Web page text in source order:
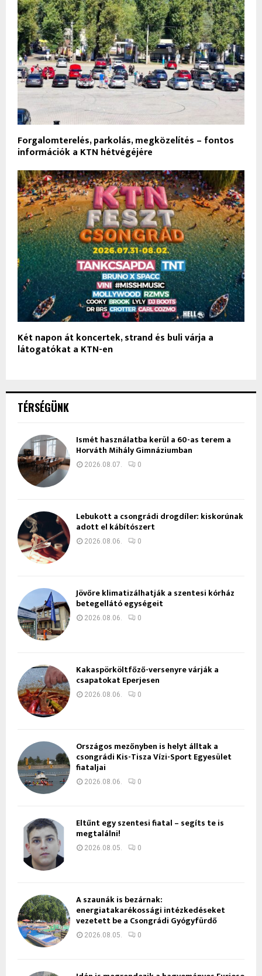
Forgalomterelés, parkolás, megközelítés – fontos
információk a KTN hétvégéjére
Két napon át koncertek, strand és buli várja a
látogatókat a KTN-en
TÉRSÉGÜNK
Ismét használatba kerül a 60-as terem a
Horváth Mihály Gimnáziumban
2026.08.07. 0
Lebukott a csongrádi drogdíler: kiskorúnak
adott el kábítószert
2026.08.06. 0
Jövőre klimatizálhatják a szentesi kórház
betegellátó egységeit
2026.08.06. 0
Kakaspörköltfőző-versenyre várják a
csapatokat Eperjesen
2026.08.06. 0
Országos mezőnyben is helyt álltak a
csongrádi Kis-Tisza Vízi-Sport Egyesület
fiataljai
2026.08.06. 0
Eltűnt egy szentesi fiatal – segíts te is
megtalálni!
2026.08.05. 0
A szaunák is bezárnak:
energiatakarékossági intézkedéseket
vezetett be a Csongrádi Gyógyfürdő
2026.08.05. 0